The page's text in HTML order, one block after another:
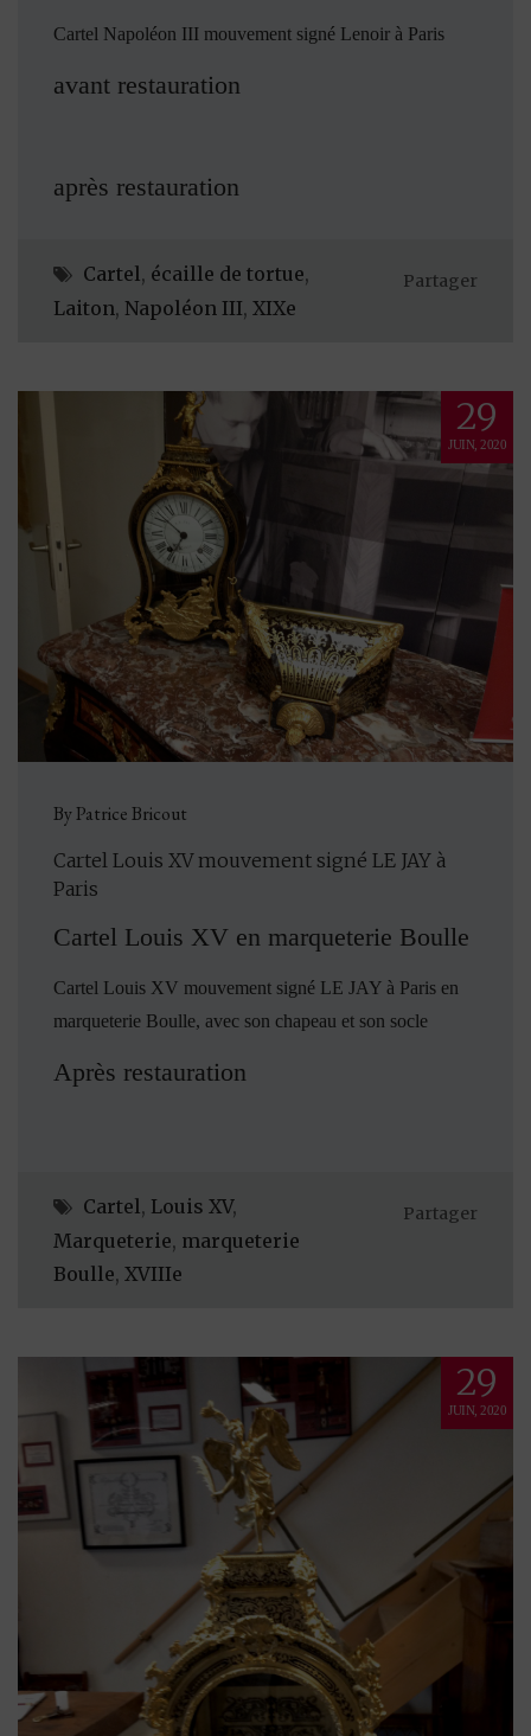
Cartel Napoléon III mouvement signé Lenoir à Paris
avant restauration
après restauration
Cartel, écaille de tortue,
Laiton, Napoléon III, XIXe
Partager
29
JUIN, 2020
By Patrice Bricout
Cartel Louis XV mouvement signé LE JAY à
Paris
Cartel Louis XV en marqueterie Boulle
Cartel Louis XV mouvement signé LE JAY à Paris en
marqueterie Boulle, avec son chapeau et son socle
Après restauration
Cartel, Louis XV,
Marqueterie, marqueterie
Boulle, XVIIIe
Partager
29
JUIN, 2020